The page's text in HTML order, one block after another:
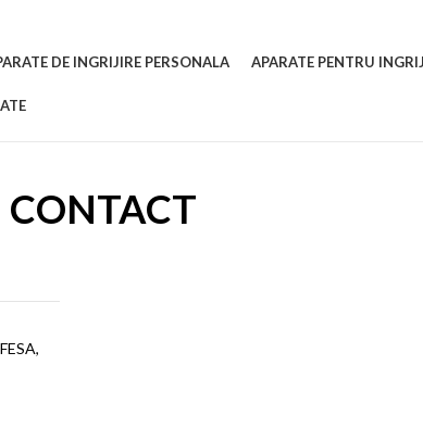
DE INGRIJIRE PERSONALA APARATE PENTRU
CONTACT